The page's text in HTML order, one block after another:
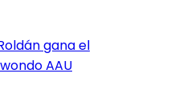
gana el
AAU